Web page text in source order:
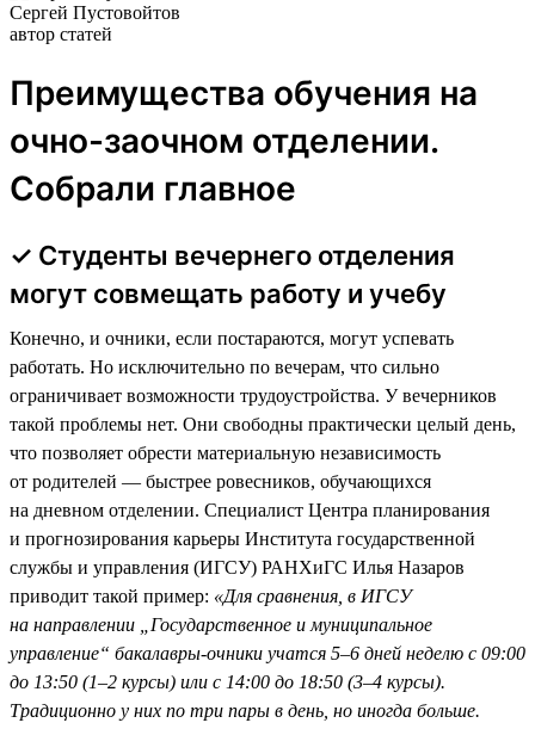
Сергей Пустовойтов
автор статей
Преимущества обучения на
очно-заочном отделении.
Собрали главное
✓ Студенты вечернего отделения
могут совмещать работу и учебу
Конечно, и очники, если постараются, могут успевать
работать. Но исключительно по вечерам, что сильно
ограничивает возможности трудоустройства. У вечерников
такой проблемы нет. Они свободны практически целый день,
что позволяет обрести материальную независимость
от родителей — быстрее ровесников, обучающихся
на дневном отделении. Специалист Центра планирования
и прогнозирования карьеры Института государственной
службы и управления (ИГСУ) РАНХиГС Илья Назаров
приводит такой пример: «Для сравнения, в ИГСУ
на направлении „Государственное и муниципальное
управление“ бакалавры-очники учатся 5–6 дней неделю с 09:00
до 13:50 (1–2 курсы) или с 14:00 до 18:50 (3–4 курсы).
Традиционно у них по три пары в день, но иногда больше.